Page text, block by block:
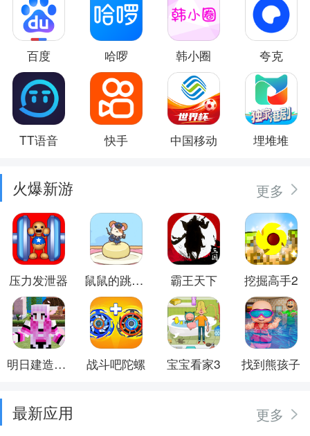
百度 哈啰 韩小圈 夸克
TT语音 快手 中国移动 埋堆堆
火爆新游 更多
压力发泄器 鼠鼠的跳跃冒险 霸王天下 挖掘高手2
明日建造大师 战斗吧陀螺 宝宝看家3 找到熊孩子
最新应用 更多